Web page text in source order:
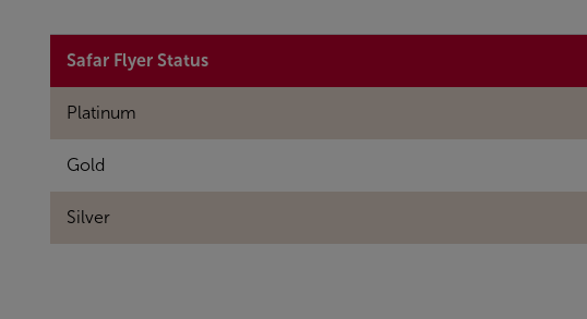
Safar Flyer Status
Platinum
Gold
Silver